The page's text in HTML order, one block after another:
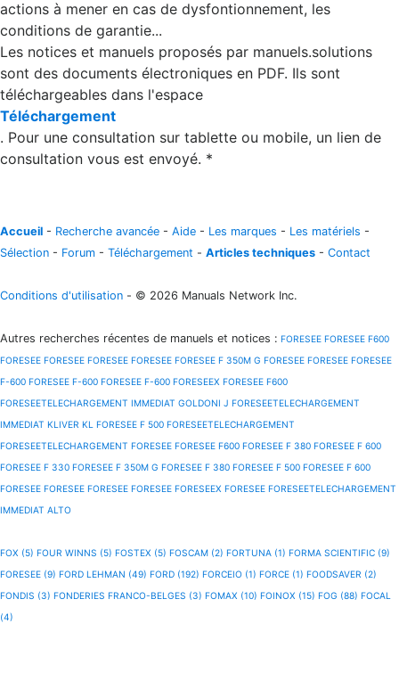
actions à mener en cas de dysfontionnement, les
conditions de garantie...
Les notices et manuels proposés par manuels.solutions
sont des documents électroniques en PDF. Ils sont
téléchargeables dans l'espace
Téléchargement
. Pour une consultation sur tablette ou mobile, un lien de
consultation vous est envoyé. *
Accueil - Recherche avancée - Aide - Les marques - Les matériels -
Sélection - Forum - Téléchargement - Articles techniques - Contact
Conditions d'utilisation - © 2026 Manuals Network Inc.
Autres recherches récentes de manuels et notices : FORESEE FORESEE F600
FORESEE FORESEE FORESEE FORESEE FORESEE F 350M G FORESEE FORESEE FORESEE
F-600 FORESEE F-600 FORESEE F-600 FORESEEX FORESEE F600
FORESEETELECHARGEMENT IMMEDIAT GOLDONI J FORESEETELECHARGEMENT
IMMEDIAT KLIVER KL FORESEE F 500 FORESEETELECHARGEMENT
FORESEETELECHARGEMENT FORESEE FORESEE F600 FORESEE F 380 FORESEE F 600
FORESEE F 330 FORESEE F 350M G FORESEE F 380 FORESEE F 500 FORESEE F 600
FORESEE FORESEE FORESEE FORESEE FORESEEX FORESEE FORESEETELECHARGEMENT
IMMEDIAT ALTO
FOX (5) FOUR WINNS (5) FOSTEX (5) FOSCAM (2) FORTUNA (1) FORMA SCIENTIFIC (9)
FORESEE (9) FORD LEHMAN (49) FORD (192) FORCEIO (1) FORCE (1) FOODSAVER (2)
FONDIS (3) FONDERIES FRANCO-BELGES (3) FOMAX (10) FOINOX (15) FOG (88) FOCAL
(4)